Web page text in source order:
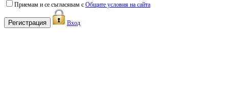
Приемам и се съгласявам с Общите условия на сайта
Вход